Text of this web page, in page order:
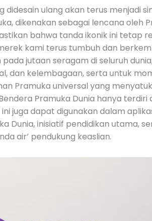
didesain ulang akan terus menjadi
dikenakan sebagai lencana oleh
bahwa tanda ikonik ini tetap
kami terus tumbuh dan
jutaan seragam di seluruh
dan kelembagaan, serta untuk
Pramuka universal yang
Pramuka Dunia hanya terdiri
juga dapat digunakan dalam
Dunia, inisiatif pendidikan utama,
air’ pendukung keaslian.